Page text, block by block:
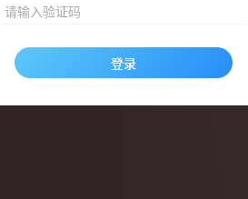
请输入验证码
登录